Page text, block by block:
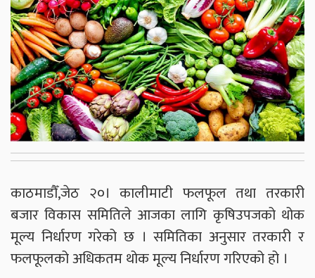
काठमाडौँ,जेठ २०। कालीमाटी फलफूल तथा तरकारी
बजार विकास समितिले आजका लागि कृषिउपजको थोक
मूल्य निर्धारण गरेको छ । समितिका अनुसार तरकारी र
फलफूलको अधिकतम थोक मूल्य निर्धारण गरिएको हो ।